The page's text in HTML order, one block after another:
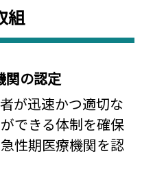
組
の認定
が迅速かつ適切な
できる体制を確保
性期医療機関を認